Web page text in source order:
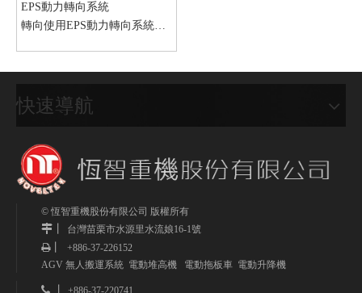
EPS動力轉向系統
轉向使用EPS動力轉向系統，
省電能
新式AC變頻電路控制系統，省
長、品質安定、無段變速、起
步及行走更是平穩順暢。
安全配備
行車轉彎時，車速自動減速
50%；操縱桿上配有先進的倒
車安全開關，操作人員碰撞
時，自動往前行駛，確保操作
人員安全。倒車時蜂鳴器響聲
快速導航
© 恆智重機股份有限公司 版權所有
丨 台灣苗栗市水源里水流娘16-1號
丨
+886-37-226152
AGV 無人搬運系統 電動堆高機 電動拖板車 電動升降機
 丨